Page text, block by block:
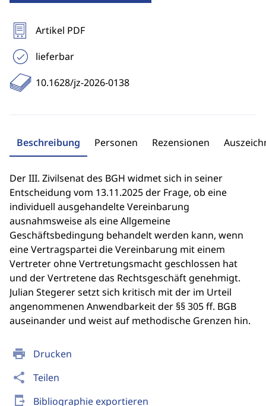
print Drucken
share Teilen
send_to_mobile Bibliographie exportieren
Artikel PDF
lieferbar
10.1628/jz-2026-0138
Beschreibung Personen Rezensionen
Der III. Zivilsenat des BGH widmet sich in seiner
Entscheidung vom 13.11.2025 der Frage, ob eine
individuell ausgehandelte Vereinbarung
ausnahmsweise als eine Allgemeine
Geschäftsbedingung behandelt werden kann, wenn
eine Vertragspartei die Vereinbarung mit einem
Vertreter ohne Vertretungsmacht geschlossen hat
und der Vertretene das Rechtsgeschäft genehmigt.
Julian Stegerer setzt sich kritisch mit der im Urteil
angenommenen Anwendbarkeit der §§ 305 ff. BGB
auseinander und weist auf methodische Grenzen hin.